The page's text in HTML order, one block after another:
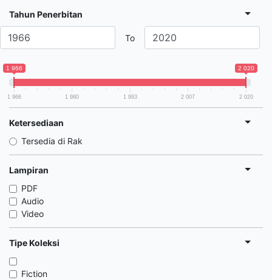
Tahun Penerbitan
To
1 966 2 020
1 966 1 980 1 993 2 007 2 020
Ketersediaan
Tersedia di Rak
Lampiran
PDF
Audio
Video
Tipe Koleksi
Fiction